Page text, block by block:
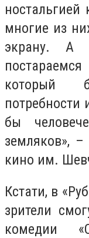
многие из
экрану. А
который
потребности
бы
земляков», –
кино им.
Кстати, в
зрители
комедии